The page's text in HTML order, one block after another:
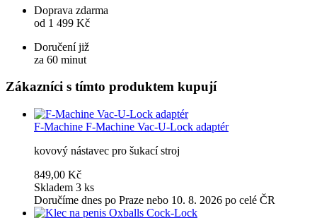
Doprava zdarma
od 1 499 Kč
Doručení již
za 60 minut
Zákazníci s tímto produktem kupují
F-Machine F-Machine Vac-U-Lock adaptér
kovový nástavec pro šukací stroj
849,00 Kč
Skladem 3 ks
Doručíme dnes po Praze nebo 10. 8. 2026 po celé ČR